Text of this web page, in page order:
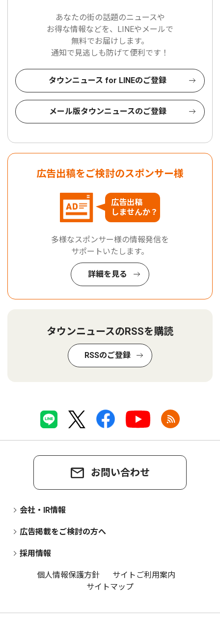
あなたの街の話題のニュースや
お得な情報などを、LINEやメールで
無料でお届けします。
通知で見逃しも防げて便利です！
タウンニュース for LINEのご登録
メール版タウンニュースのご登録
広告出稿をご検討のスポンサー様
広告出稿
しませんか？
多様なスポンサー様の情報発信を
サポートいたします。
詳細を見る
タウンニュースのRSSを購読
RSSのご登録
お問い合わせ
会社・IR情報
広告掲載をご検討の方へ
採用情報
個人情報保護方針
サイトご利用案内
サイトマップ